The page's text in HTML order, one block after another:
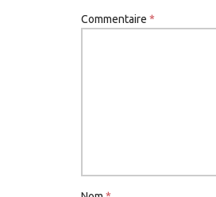
Commentaire *